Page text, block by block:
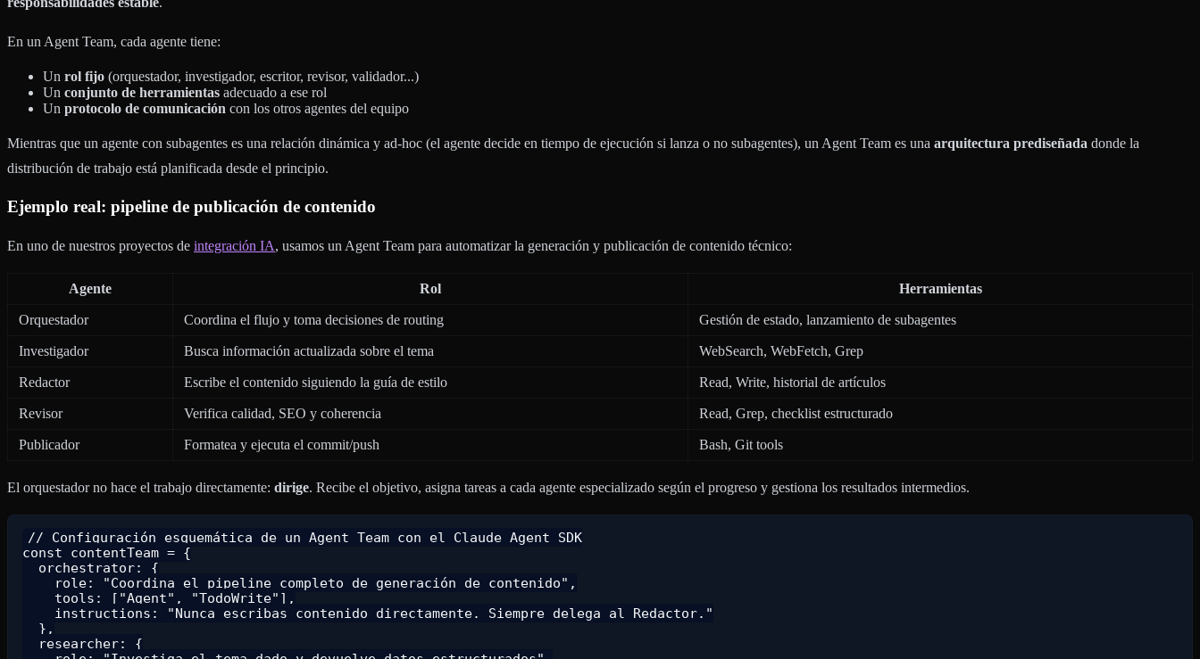
En un Agent Team, cada agente tiene:
Un rol fijo (orquestador, investigador, escritor, revisor, validador...)
Un conjunto de herramientas adecuado a ese rol
Un protocolo de comunicación con los otros agentes del equipo
Mientras que un agente con subagentes es una relación dinámica y ad-hoc (el agente decide en tiempo de ejecución si lanza o no subagentes), un Agent Team es una arquitectura prediseñada donde la
distribución de trabajo está planificada desde el principio.
Ejemplo real: pipeline de publicación de contenido
En uno de nuestros proyectos de integración IA, usamos un Agent Team para automatizar la generación y publicación de contenido técnico:
Agente Rol Herramientas
Orquestador Coordina el flujo y toma decisiones de routing Gestión de estado, lanzamiento de subagentes
Investigador Busca información actualizada sobre el tema WebSearch, WebFetch, Grep
Redactor Escribe el contenido siguiendo la guía de estilo Read, Write, historial de artículos
Revisor Verifica calidad, SEO y coherencia Read, Grep, checklist estructurado
Publicador Formatea y ejecuta el commit/push Bash, Git tools
El orquestador no hace el trabajo directamente: dirige. Recibe el objetivo, asigna tareas a cada agente especializado según el progreso y gestiona los resultados intermedios.
// Configuración esquemática de un Agent Team con el Claude Agent SDK
const contentTeam = {
  orchestrator: {
    role: "Coordina el pipeline completo de generación de contenido",
    tools: ["Agent", "TodoWrite"],
    instructions: "Nunca escribas contenido directamente. Siempre delega al Redactor."
  },
  researcher: {